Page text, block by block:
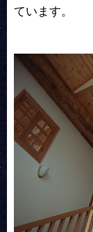
ています。